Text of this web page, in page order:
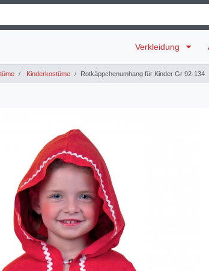
Verkleidung
Kinderkostüme Rotkäppchenumhang für Kinder Gr 92-134